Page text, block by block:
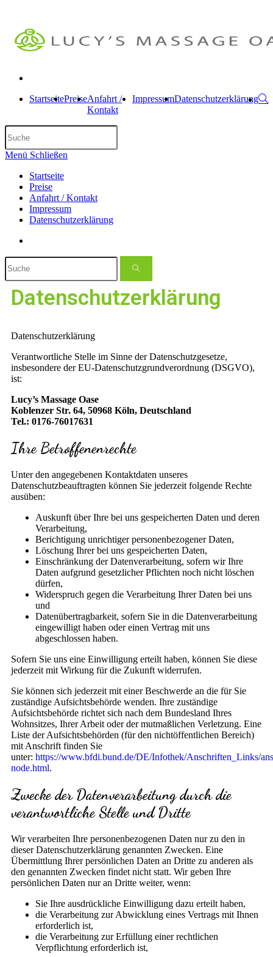
StartseitePreiseAnfahrt /
Kontakt
ImpressumDatenschutzerklärung
Menü Schließen
Startseite
Preise
Anfahrt / Kontakt
Impressum
Datenschutzerklärung
Datenschutzerklärung
Datenschutzerklärung
Verantwortliche Stelle im Sinne der Datenschutzgesetze,
insbesondere der EU-Datenschutzgrundverordnung (DSGVO),
ist:
Lucy’s Massage Oase
Koblenzer Str. 64, 50968 Köln, Deutschland
Tel.: 0176-76017631
Ihre Betroffenenrechte
Unter den angegebenen Kontaktdaten unseres
Datenschutzbeauftragten können Sie jederzeit folgende Rechte
ausüben:
Auskunft über Ihre bei uns gespeicherten Daten und deren
Verarbeitung,
Berichtigung unrichtiger personenbezogener Daten,
Löschung Ihrer bei uns gespeicherten Daten,
Einschränkung der Datenverarbeitung, sofern wir Ihre
Daten aufgrund gesetzlicher Pflichten noch nicht löschen
dürfen,
Widerspruch gegen die Verarbeitung Ihrer Daten bei uns
und
Datenübertragbarkeit, sofern Sie in die Datenverarbeitung
eingewilligt haben oder einen Vertrag mit uns
abgeschlossen haben.
Sofern Sie uns eine Einwilligung erteilt haben, können Sie diese
jederzeit mit Wirkung für die Zukunft widerrufen.
Sie können sich jederzeit mit einer Beschwerde an die für Sie
zuständige Aufsichtsbehörde wenden. Ihre zuständige
Aufsichtsbehörde richtet sich nach dem Bundesland Ihres
Wohnsitzes, Ihrer Arbeit oder der mutmaßlichen Verletzung. Eine
Liste der Aufsichtsbehörden (für den nichtöffentlichen Bereich)
mit Anschrift finden Sie
unter: https://www.bfdi.bund.de/DE/Infothek/Anschriften_Links/
node.html.
Zwecke der Datenverarbeitung durch die
verantwortliche Stelle und Dritte
Wir verarbeiten Ihre personenbezogenen Daten nur zu den in
dieser Datenschutzerklärung genannten Zwecken. Eine
Übermittlung Ihrer persönlichen Daten an Dritte zu anderen als
den genannten Zwecken findet nicht statt. Wir geben Ihre
persönlichen Daten nur an Dritte weiter, wenn:
Sie Ihre ausdrückliche Einwilligung dazu erteilt haben,
die Verarbeitung zur Abwicklung eines Vertrags mit Ihnen
erforderlich ist,
die Verarbeitung zur Erfüllung einer rechtlichen
Verpflichtung erforderlich ist,